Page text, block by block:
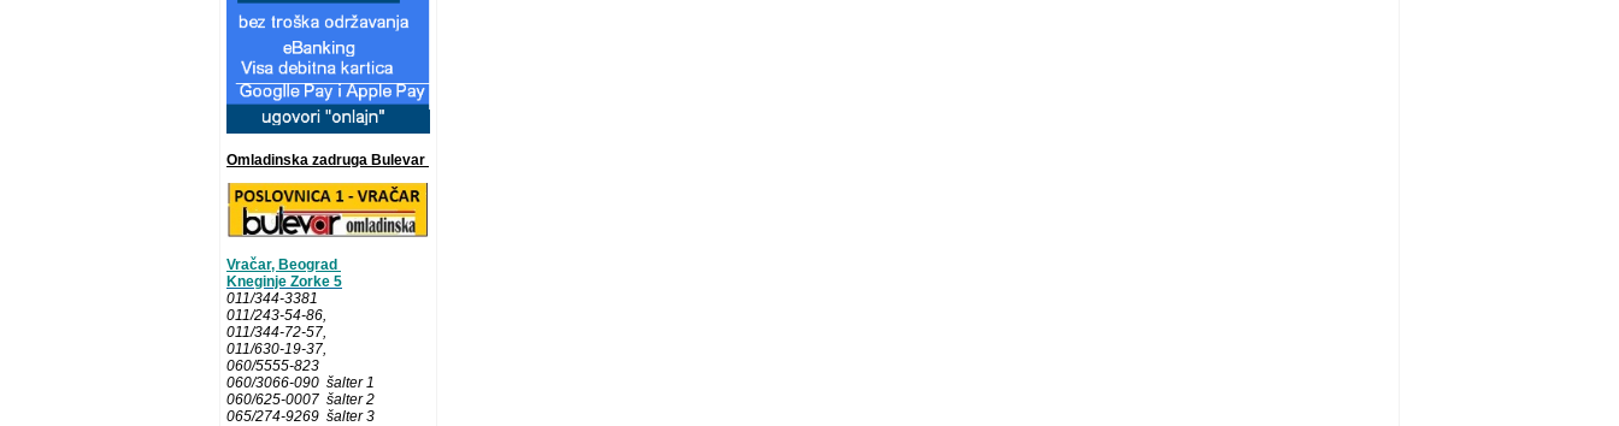
Omladinska zadruga Bulevar
Vračar, Beograd
Kneginje Zorke 5
011/344-3381
011/243-54-86
011/344-72-57,
011/630-19-37,
060/5555-823
060/3066-090 šalter 1
060/625-0007 šalter 2
065/274-9269 šalter 3